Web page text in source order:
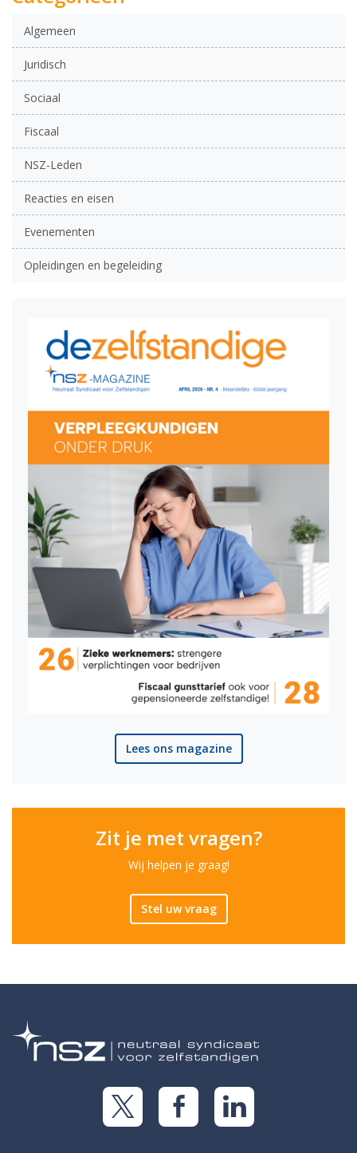
Algemeen
Juridisch
Sociaal
Fiscaal
NSZ-Leden
Reacties en eisen
Evenementen
Opleidingen en begeleiding
Lees ons magazine
Zit je met vragen?
Wij helpen je graag!
Stel uw vraag